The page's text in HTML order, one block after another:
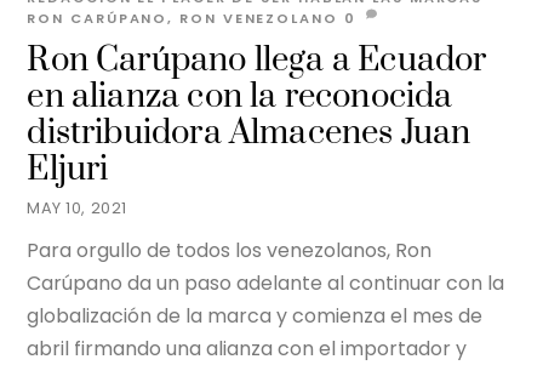
MAY 10, 2021
Ron Carúpano llega a Ecuador
en alianza con la reconocida
distribuidora Almacenes Juan
Eljuri
RON CARÚPANO, RON VENEZOLANO 0
Para orgullo de todos los venezolanos, Ron
Carúpano da un paso adelante al continuar con la
globalización de la marca y comienza el mes de
abril firmando una alianza con el importador y